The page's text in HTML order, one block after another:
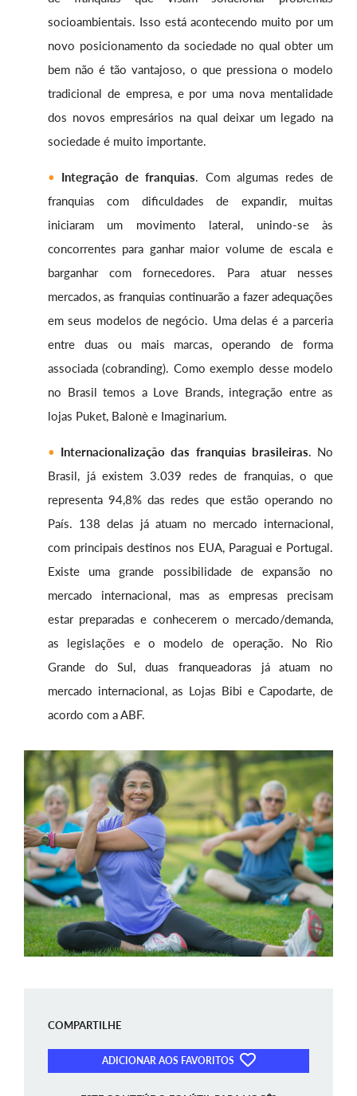
socioambientais. Isso está acontecendo muito por um
novo posicionamento da sociedade no qual obter um
bem não é tão vantajoso, o que pressiona o modelo
tradicional de empresa, e por uma nova mentalidade
dos novos empresários na qual deixar um legado na
sociedade é muito importante.
Integração de franquias. Com algumas redes de
franquias com dificuldades de expandir, muitas
iniciaram um movimento lateral, unindo-se às
concorrentes para ganhar maior volume de escala e
barganhar com fornecedores. Para atuar nesses
mercados, as franquias continuarão a fazer adequações
em seus modelos de negócio. Uma delas é a parceria
entre duas ou mais marcas, operando de forma
associada (cobranding). Como exemplo desse modelo
no Brasil temos a Love Brands, integração entre as
lojas Puket, Balonè e Imaginarium.
Internacionalização das franquias brasileiras. No
Brasil, já existem 3.039 redes de franquias, o que
representa 94,8% das redes que estão operando no
País. 138 delas já atuam no mercado internacional,
com principais destinos nos EUA, Paraguai e Portugal.
Existe uma grande possibilidade de expansão no
mercado internacional, mas as empresas precisam
estar preparadas e conhecerem o mercado/demanda,
as legislações e o modelo de operação. No Rio
Grande do Sul, duas franqueadoras já atuam no
mercado internacional, as Lojas Bibi e Capodarte, de
acordo com a ABF.
COMPARTILHE
ADICIONAR AOS FAVORITOS